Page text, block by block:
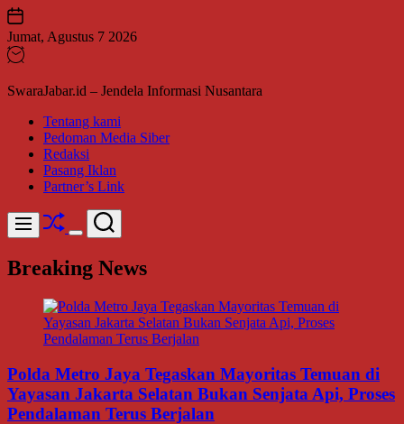
Skip
to
content
Jumat, Agustus 7 2026
SwaraJabar.id – Jendela Informasi Nusantara
Tentang kami
Pedoman Media Siber
Redaksi
Pasang Iklan
Partner’s Link
Menu Shuffle
Switch
mode
Search
Breaking News
Polda Metro Jaya Tegaskan Mayoritas Temuan di
Yayasan Jakarta Selatan Bukan Senjata Api, Proses
Pendalaman Terus Berjalan